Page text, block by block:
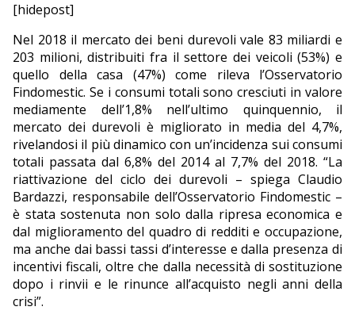
[hidepost]
Nel 2018 il mercato dei beni durevoli vale 83 miliardi e
203 milioni, distribuiti fra il settore dei veicoli (53%) e
quello della casa (47%) come rileva l’Osservatorio
Findomestic. Se i consumi totali sono cresciuti in valore
mediamente dell’1,8% nell’ultimo quinquennio, il
mercato dei durevoli è migliorato in media del 4,7%,
rivelandosi il più dinamico con un’incidenza sui consumi
totali passata dal 6,8% del 2014 al 7,7% del 2018. “La
riattivazione del ciclo dei durevoli – spiega Claudio
Bardazzi, responsabile dell’Osservatorio Findomestic –
è stata sostenuta non solo dalla ripresa economica e
dal miglioramento del quadro di redditi e occupazione,
ma anche dai bassi tassi d’interesse e dalla presenza di
incentivi fiscali, oltre che dalla necessità di sostituzione
dopo i rinvii e le rinunce all’acquisto negli anni della
crisi”.